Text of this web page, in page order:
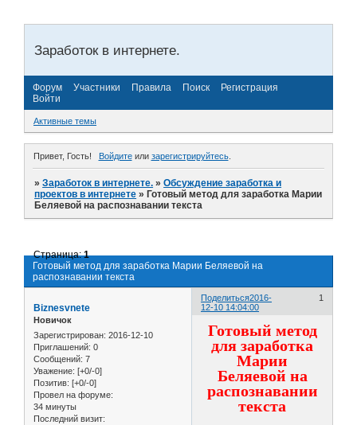
Заработок в интернете.
Форум Участники Правила Поиск
Регистрация
Войти
Активные темы
Привет, Гость! Войдитеили зарегистрируйтесь.
»Заработок в интернете. »Обсуждение заработка и
проектов в интернете »Готовый метод для заработка Марии
Беляевой на распознавании текста
Готовый метод для заработка Марии Беляевой на
распознавании текста
Страница:1
Поделиться 1
2016-
12-10 14:04:00
Biznesvnete
Новичок
Зарегистрирован: 2016-12-10
Приглашений: 0
Сообщений: 7
Уважение: [+0/-0]
Позитив: [+0/-0]
Провел на форуме:
34 минуты
Последний визит:
Готовый метод
для заработка
Марии
Беляевой на
распознавании
текста